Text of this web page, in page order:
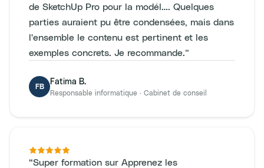
de SketchUp Pro pour la modél…. Quelques
parties auraient pu être condensées, mais dans
l'ensemble le contenu est pertinent et les
exemples concrets. Je recommande.”
FB
Fatima B.
Responsable informatique · Cabinet de conseil
“Super formation sur Apprenez les